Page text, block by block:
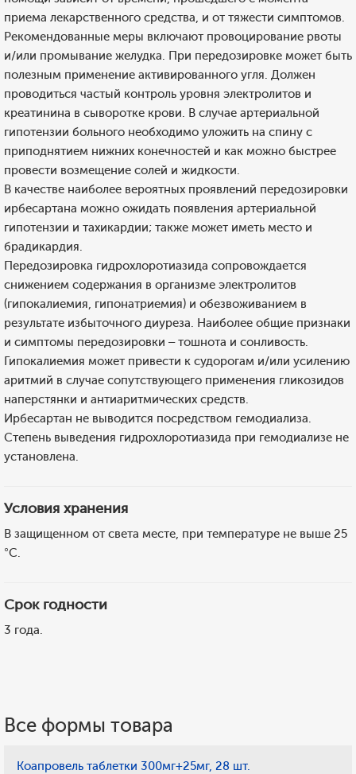
приема лекарственного средства, и от тяжести симптомов.
Рекомендованные меры включают провоцирование рвоты
и/или промывание желудка. При передозировке может быть
полезным применение активированного угля. Должен
проводиться частый контроль уровня электролитов и
креатинина в сыворотке крови. В случае артериальной
гипотензии больного необходимо уложить на спину с
приподнятием нижних конечностей и как можно быстрее
провести возмещение солей и жидкости.
В качестве наиболее вероятных проявлений передозировки
ирбесартана можно ожидать появления артериальной
гипотензии и тахикардии; также может иметь место и
брадикардия.
Передозировка гидрохлоротиазида сопровождается
снижением содержания в организме электролитов
(гипокалиемия, гипонатриемия) и обезвоживанием в
результате избыточного диуреза. Наиболее общие признаки
и симптомы передозировки – тошнота и сонливость.
Гипокалиемия может привести к судорогам и/или усилению
аритмий в случае сопутствующего применения гликозидов
наперстянки и антиаритмических средств.
Ирбесартан не выводится посредством гемодиализа.
Степень выведения гидрохлоротиазида при гемодиализе не
установлена.
Условия хранения
В защищенном от света месте, при температуре не выше 25
°C.
Срок годности
3 года.
Все формы товара
Коапровель таблетки 300мг+25мг, 28 шт.